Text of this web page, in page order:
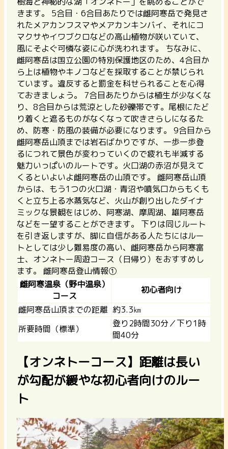
きます。
5合目・6合目あたりでは雌阿寒岳で発見さ
れたメアカンフスマやメアカンキンバイ、それにコ
マクサやイワブクロなどの高山植物が咲いていて、
風にそよぐ可憐な姿に心が洗われます。 ちなみに、
雌阿寒岳は国立公園の特別保護地区のため、4合目か
ら上は植物やキノコなどを採取することが禁じられ
ています。違反すると罰金を科せられることを心得
ておきましょう。
7合目あたりからは植生が少なくな
り、8合目からは荒涼とした砂礫帯です。尾根にたど
り着くと遮るものがなくなって吹きさらしになるた
め、防寒・防風の装備が必要になります。 9合目から
雌阿寒岳山頂までは岩石ばかりですが、一歩一歩登
るにつれて景色が変わっていくので疲れも半減する
魅力いっぱいのルートです。火口湖の赤沼が見えて
くるといよいよ雌阿寒岳の山頂です。 雌阿寒岳山頂
からは、もう1つの火口湖・青沼や噴気口からもくも
くと立ち上る水蒸気など、火山が創り出したダイナ
ミックな景観をはじめ、阿寒湖、摩周湖、雄阿寒岳
などを一望することができます。 下りは同じルート
を引き返しますが、脚に自信がある人たちにはルー
トとしては少し難易度の高い、雌阿寒岳から阿寒富
士、オンネトー周遊コース（日帰り）をおすすめし
ます。 雌阿寒岳登山情報①
雌阿寒温泉（野中温泉）
コース
初心者向け
雌阿寒岳山頂までの距離 約3.3㎞
所要時間（標準）
登り2時間30分／下り1時
間40分
【オンネトーコース】距離は長い
が勾配が緩やな初心者向けのルー
ト